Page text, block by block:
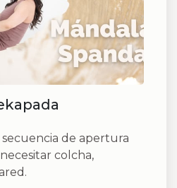
de apertura
colcha,